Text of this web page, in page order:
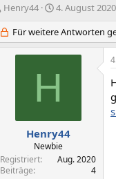
E
s
t
Henry44
E
s
t
e
m
4. August 2020
Für weitere Antworten
H
Henry44
Newbie
Registriert
Aug. 2020
Beiträge
4